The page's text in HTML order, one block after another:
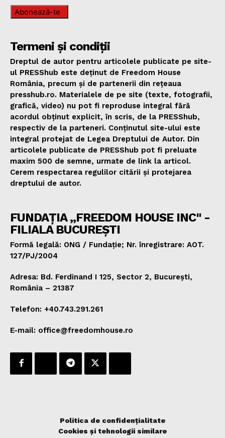
Abonează-te
Termeni și condiții
Dreptul de autor pentru articolele publicate pe site-
ul PRESShub este deținut de Freedom House
România, precum și de partenerii din rețeaua
presshub.ro. Materialele de pe site (texte, fotografii,
grafică, video) nu pot fi reproduse integral fără
acordul obținut explicit, în scris, de la PRESShub,
respectiv de la parteneri. Conținutul site-ului este
integral protejat de Legea Dreptului de Autor. Din
articolele publicate de PRESShub pot fi preluate
maxim 500 de semne, urmate de link la articol.
Cerem respectarea regulilor citării și protejarea
dreptului de autor.
FUNDAȚIA „FREEDOM HOUSE INC" -
FILIALA BUCUREȘTI
Formă legală: ONG / Fundație; Nr. înregistrare: AOT.
127/PJ/2004
Adresa: Bd. Ferdinand I 125, Sector 2, București,
România – 21387
Telefon: +40.743.291.261
E-mail: office@freedomhouse.ro
Politica de confidențialitate
Cookies și tehnologii similare